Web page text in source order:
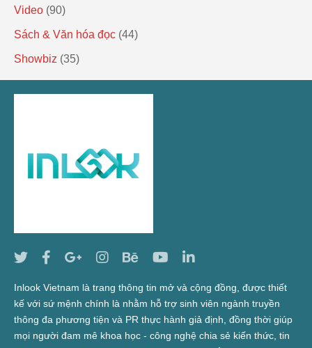
Video (90)
Sách & Văn hóa đọc (44)
Showbiz (35)
Inlook Vietnam là trang thông tin mở và cộng đồng, được thiết
kế với sứ mệnh chính là nhằm hỗ trợ sinh viên ngành truyền
thông đa phương tiện và PR thực hành giả định, đồng thời giúp
mọi người đam mê khoa học - công nghệ chia sẻ kiến thức, tin